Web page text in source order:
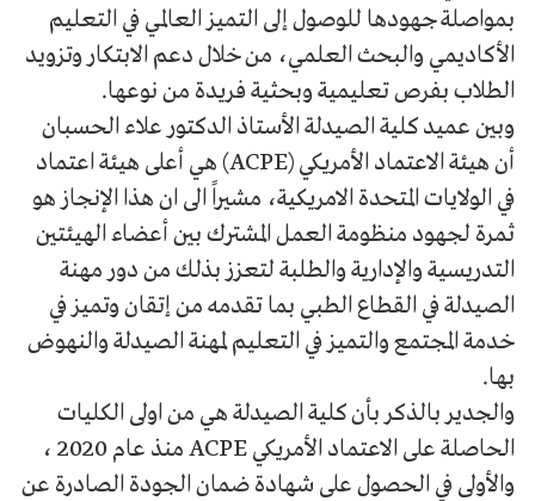
بمواصلة جهودها للوصول إلى التميز العالمي في التعليم
الأكاديمي والبحث العلمي، من خلال دعم الابتكار وتزويد
الطلاب بفرص تعليمية وبحثية فريدة من نوعها.
وبين عميد كلية الصيدلة الأستاذ الدكتور علاء الحسبان
أن هيئة الاعتماد الأمريكي (ACPE) هي أعلى هيئة اعتماد
في الولايات المتحدة الامريكية، مشيراً الى ان هذا الإنجاز هو
ثمرة لجهود منظومة العمل المشترك بين أعضاء الهيئتين
التدريسية والإدارية والطلبة لتعزز بذلك من دور مهنة
الصيدلة في القطاع الطبي بما تقدمه من إتقان وتميز في
خدمة المجتمع والتميز في التعليم لمهنة الصيدلة والنهوض
بها.
والجدير بالذكر بأن كلية الصيدلة هي من اولى الكليات
الحاصلة على الاعتماد الأمريكي ACPE منذ عام 2020 ،
والأولى في الحصول على شهادة ضمان الجودة الصادرة عن